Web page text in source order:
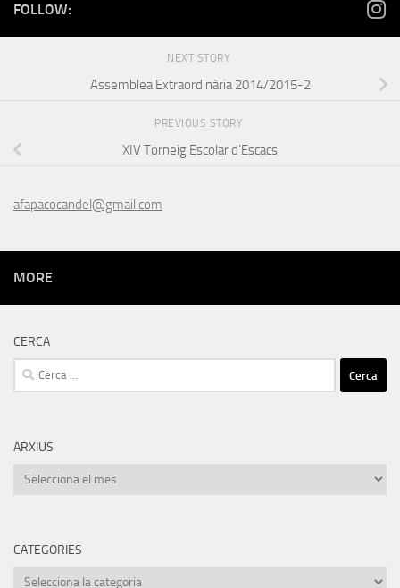
FOLLOW:
NEXT STORY
Assemblea Extraordinària 2014/2015-2
PREVIOUS STORY
XIV Torneig Escolar d’Escacs
afapacocandel@gmail.com
MORE
CERCA
Cerca:
ARXIUS
Arxius
CATEGORIES
Categories